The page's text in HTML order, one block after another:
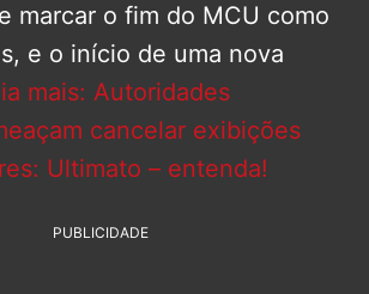
marcar o fim do MCU como
e o início de uma nova
mais: Autoridades
cancelar exibições
Ultimato – entenda!
PUBLICIDADE